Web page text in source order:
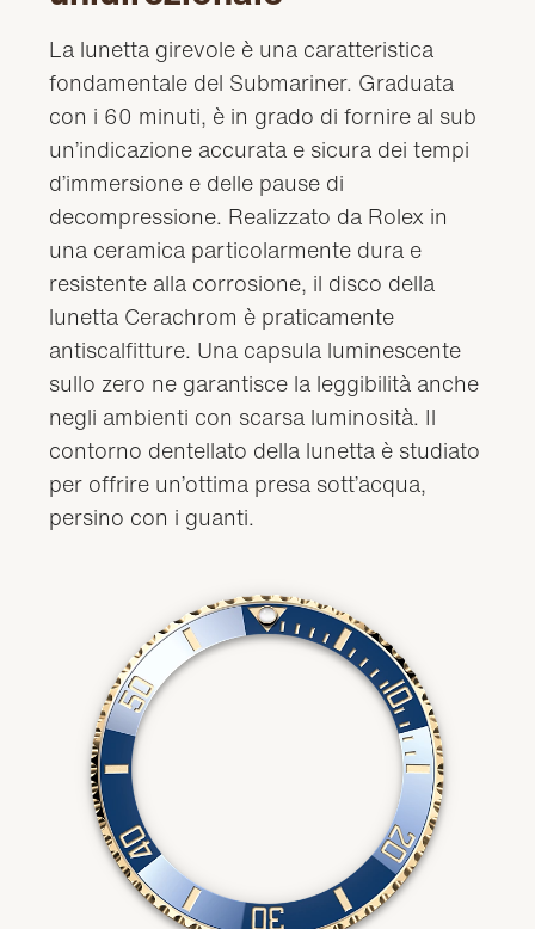
La lunetta girevole è una caratteristica
fondamentale del Submariner. Graduata
con i 60 minuti, è in grado di fornire al sub
un’indicazione accurata e sicura dei tempi
d’immersione e delle pause di
decompressione. Realizzato da Rolex in
una ceramica particolarmente dura e
resistente alla corrosione, il disco della
lunetta Cerachrom è praticamente
antiscalfitture. Una capsula luminescente
sullo zero ne garantisce la leggibilità anche
negli ambienti con scarsa luminosità. Il
contorno dentellato della lunetta è studiato
per offrire un’ottima presa sott’acqua,
persino con i guanti.